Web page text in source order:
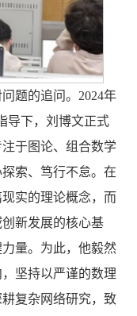
题的追问。2024年
导下，刘博文正式
于图论、组合数学
索、笃行不怠。在
实的理论概念，而
新发展的核心基
量。为此，他毅然
坚持以严谨的数理
复杂网络研究，致